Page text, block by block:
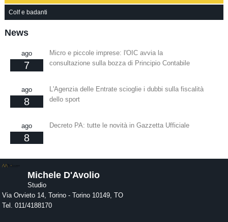
Colf e badanti
News
ago
7
Micro e piccole imprese: l'OIC avvia la
consultazione sulla bozza di Principio Contabile
ago
8
L'Agenzia delle Entrate scioglie i dubbi sulla fiscalità
dello sport
ago
8
Decreto PA: tutte le novità in Gazzetta Ufficiale
Michele D'Avolio
Studio
Via Orvieto 14, Torino -Torino 10149 ,TO
Tel.011/4188170